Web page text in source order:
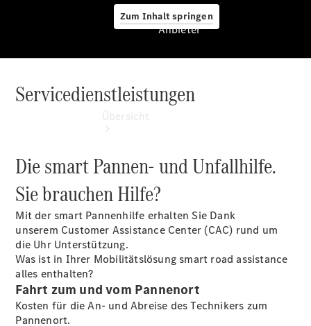
Zum Inhalt springen
Anbieter
Startseite
Ansprechpartner
finden
vereinbaren
Servicetermin
Anbieter
Servicedienstleistungen
Die smart Pannen- und Unfallhilfe.
Sie brauchen Hilfe?
Mit der smart Pannenhilfe erhalten Sie Dank
unserem Customer Assistance Center (CAC) rund um
die Uhr Unterstützung.
Was ist in Ihrer Mobilitätslösung smart road assistance
alles enthalten?
Fahrt zum und vom Pannenort
Kosten für die An- und Abreise des Technikers zum
Pannenort.